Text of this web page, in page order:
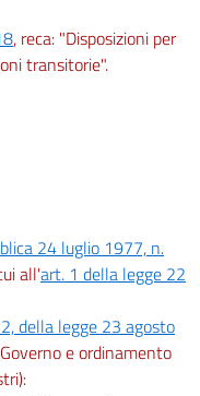
, reca: "Disposizioni per
transitorie".
24 luglio 1977, n.
all'art. 1 della legge 22
della legge 23 agosto
e ordinamento